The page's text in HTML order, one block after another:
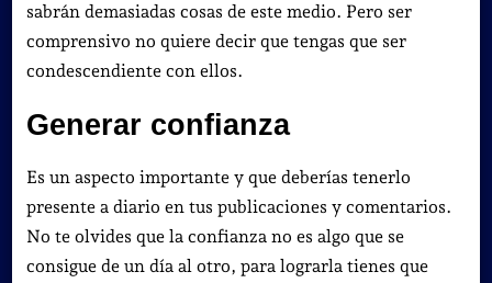
sabrán demasiadas cosas de este medio. Pero ser
comprensivo no quiere decir que tengas que ser
condescendiente con ellos.
Generar confianza
Es un aspecto importante y que deberías tenerlo
presente a diario en tus publicaciones y comentarios.
No te olvides que la confianza no es algo que se
consigue de un día al otro, para lograrla tienes que